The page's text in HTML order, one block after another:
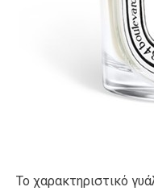
Το χαρακτηριστικό